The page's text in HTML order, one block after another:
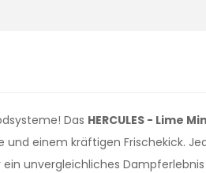
Das HERCULES - Lime
einem kräftigen Frischekick.
unvergleichliches